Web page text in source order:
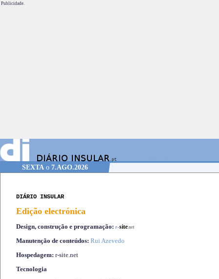
Publicidade.
SEXTA o 7.AGO.2026
DIÁRIO INSULAR
Edição electrónica
Design, construção e programação: r-site.net
Manutenção de conteúdos: Rui Azevedo
Hospedagem: r-site.net
Tecnologia